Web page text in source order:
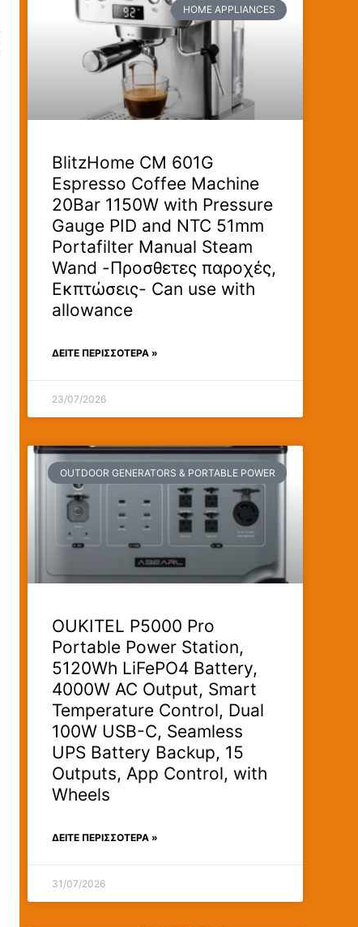
HOME APPLIANCES
BlitzHome CM 601G
Espresso Coffee Machine
20Bar 1150W with Pressure
Gauge PID and NTC 51mm
Portafilter Manual Steam
Wand -Προσθετες παροχές,
Εκπτώσεις- Can use with
allowance
ΔΕΊΤΕ ΠΕΡΙΣΣΟΤΕΡΑ »
23/07/2026
OUTDOOR GENERATORS & PORTABLE POWER
OUKITEL P5000 Pro
Portable Power Station,
5120Wh LiFePO4 Battery,
4000W AC Output, Smart
Temperature Control, Dual
100W USB-C, Seamless
UPS Battery Backup, 15
Outputs, App Control, with
Wheels
ΔΕΊΤΕ ΠΕΡΙΣΣΟΤΕΡΑ »
31/07/2026